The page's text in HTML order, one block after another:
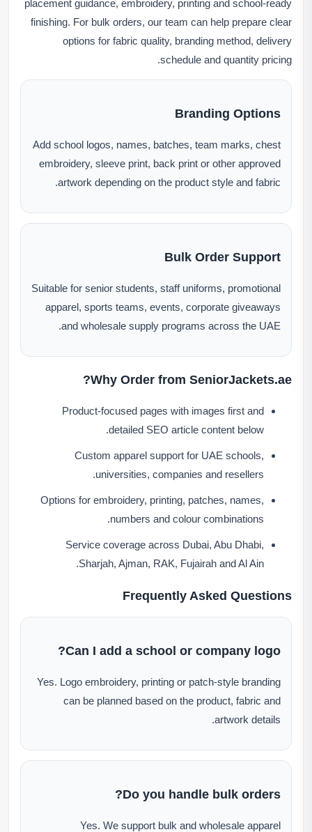
placement guidance, embroidery, printing and school-ready
finishing. For bulk orders, our team can help prepare clear
options for fabric quality, branding method, delivery
schedule and quantity pricing.
Branding Options
Add school logos, names, batches, team marks, chest
embroidery, sleeve print, back print or other approved
artwork depending on the product style and fabric.
Bulk Order Support
Suitable for senior students, staff uniforms, promotional
apparel, sports teams, events, corporate giveaways
and wholesale supply programs across the UAE.
Why Order from SeniorJackets.ae?
Product-focused pages with images first and
detailed SEO article content below.
Custom apparel support for UAE schools,
universities, companies and resellers.
Options for embroidery, printing, patches, names,
numbers and colour combinations.
Service coverage across Dubai, Abu Dhabi,
Sharjah, Ajman, RAK, Fujairah and Al Ain.
Frequently Asked Questions
Can I add a school or company logo?
Yes. Logo embroidery, printing or patch-style branding
can be planned based on the product, fabric and
artwork details.
Do you handle bulk orders?
Yes. We support bulk and wholesale apparel